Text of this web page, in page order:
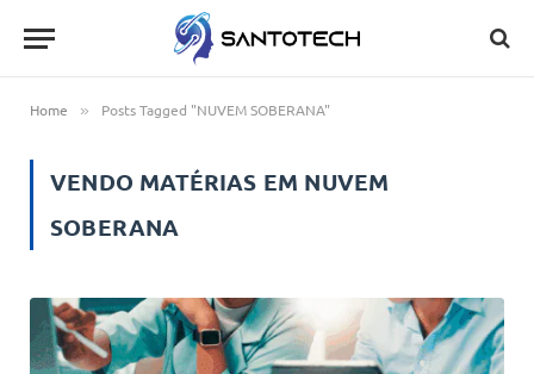
Home » Posts Tagged "NUVEM SOBERANA"
VENDO MATÉRIAS EM NUVEM
SOBERANA